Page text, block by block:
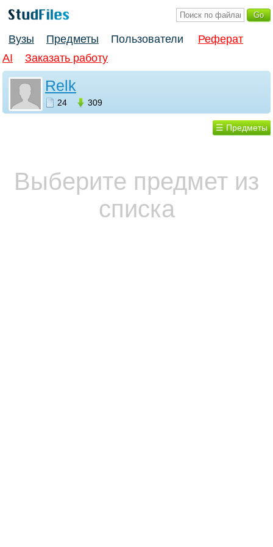
Вузы Предметы Пользователи
Реферат
AI
Заказать работу
Relk
24 309
☰ Предметы
Выберите предмет из
списка